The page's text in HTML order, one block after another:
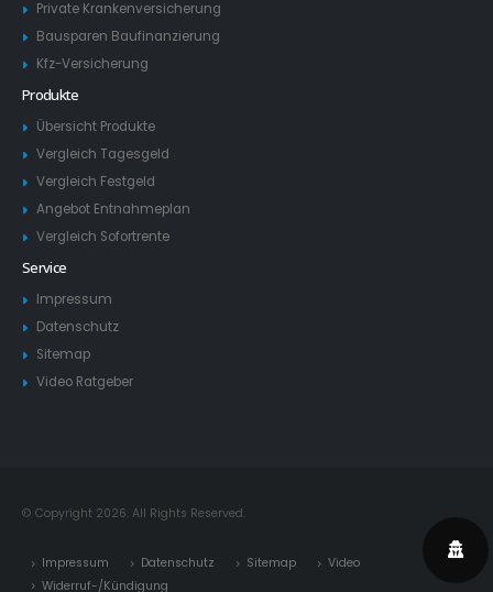
Private Krankenversicherung
Bausparen Baufinanzierung
Kfz-Versicherung
Produkte
Übersicht Produkte
Vergleich Tagesgeld
Vergleich Festgeld
Angebot Entnahmeplan
Vergleich Sofortrente
Service
Impressum
Datenschutz
Sitemap
Video Ratgeber
© Copyright 2026. All Rights Reserved.
Impressum Datenschutz Sitemap
Video
Widerruf-/Kündigung